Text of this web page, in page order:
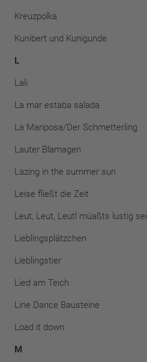
Kreuzpolka
Kunibert und Kunigunde
L
Lali
La mar estaba salada
La Mariposa/Der Schmetterling
Lauter Blamagen
Lazing in the summer sun
Leise fließt die Zeit
Leut, Leut, Leutl müaßts lustig sei
Lieblingsplätzchen
Lieblingstier
Lied am Teich
Line Dance Bausteine
Load it down
M